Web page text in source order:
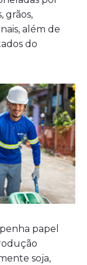
grãos,
além de
do
papel
soja,